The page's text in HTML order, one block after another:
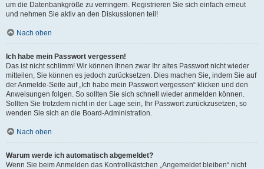
um die Datenbankgröße zu verringern. Registrieren Sie sich einfach erneut
und nehmen Sie aktiv an den Diskussionen teil!
Nach oben
Ich habe mein Passwort vergessen!
Das ist nicht schlimm! Wir können Ihnen zwar Ihr altes Passwort nicht wieder
mitteilen, Sie können es jedoch zurücksetzen. Dies machen Sie, indem Sie auf
der Anmelde-Seite auf „Ich habe mein Passwort vergessen“ klicken und den
Anweisungen folgen. So sollten Sie sich schnell wieder anmelden können.
Sollten Sie trotzdem nicht in der Lage sein, Ihr Passwort zurückzusetzen, so
wenden Sie sich an die Board-Administration.
Nach oben
Warum werde ich automatisch abgemeldet?
Wenn Sie beim Anmelden das Kontrollkästchen „Angemeldet bleiben“ nicht